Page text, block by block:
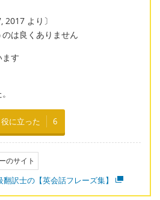
より〕
は良くありません
す
役に立った 6
のサイト
訳士の【英会話フレーズ集】